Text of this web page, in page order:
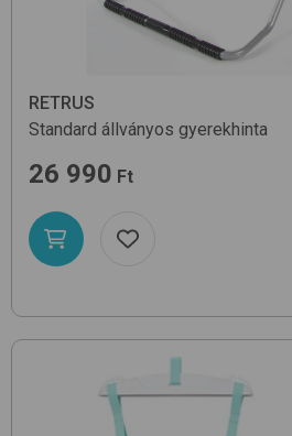
RETRUS
Standard állványos gyerekhinta
26 990 Ft